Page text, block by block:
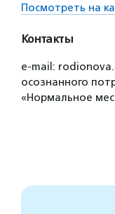
Посмотреть на
Контакты
e-mail:
осознанного
«Нормальное